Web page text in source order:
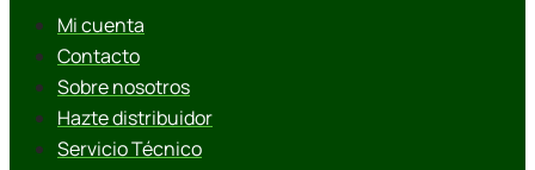
Mi cuenta
Contacto
Sobre nosotros
Hazte distribuidor
Servicio Técnico